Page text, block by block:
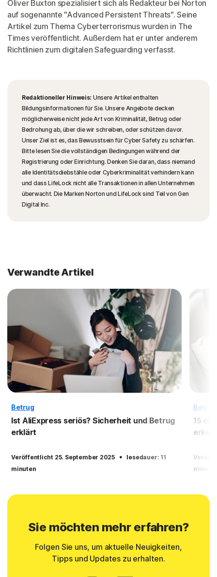
Oliver Buxton spezialisiert sich als Redakteur bei Norton
auf sogenannte "Advanced Persistent Threats". Seine
Artikel zum Thema Cyberterrorismus wurden in The
Times veröffentlicht. Außerdem hat er unter anderem
Richtlinien zum digitalen Safeguarding verfasst.
Redaktioneller Hinweis: Unsere Artikel enthalten
Bildungsinformationen für Sie. Unsere Angebote decken
möglicherweise nicht jede Art von Kriminalität, Betrug oder
Bedrohung ab, über die wir schreiben, oder schützen davor.
Unser Ziel ist es, das Bewusstsein für Cyber Safety zu schärfen.
Bitte lesen Sie die vollständigen Bedingungen während der
Registrierung oder Einrichtung. Denken Sie daran, dass niemand
alle Identitätsdiebstähle oder Cyberkriminalität verhindern kann
und dass LifeLock nicht alle Transaktionen in allen Unternehmen
überwacht. Die Marken Norton und LifeLock sind Teil von Gen
Digital Inc.
Verwandte Artikel
Betrug
Ist AliExpress seriös? Sicherheit und Betrug
erklärt
Veröffentlicht 25. September 2025 ·
lesedauer: 11
minuten
Betrug
15
Sie möchten mehr erfahren?
Folgen Sie uns, um aktuelle Neuigkeiten,
Tipps und Updates zu erhalten.